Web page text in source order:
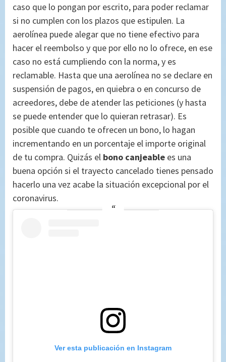
caso que lo pongan por escrito, para poder reclamar
si no cumplen con los plazos que estipulen. La
aerolínea puede alegar que no tiene efectivo para
hacer el reembolso y que por ello no lo ofrece, en ese
caso no está cumpliendo con la norma, y es
reclamable. Hasta que una aerolínea no se declare en
suspensión de pagos, en quiebra o en concurso de
acreedores, debe de atender las peticiones (y hasta
se puede entender que lo quieran retrasar). Es
posible que cuando te ofrecen un bono, lo hagan
incrementando en un porcentaje el importe original
de tu compra. Quizás el bono canjeable es una
buena opción si el trayecto cancelado tienes pensado
hacerlo una vez acabe la situación excepcional por el
coronavirus.
Ver esta publicación en Instagram